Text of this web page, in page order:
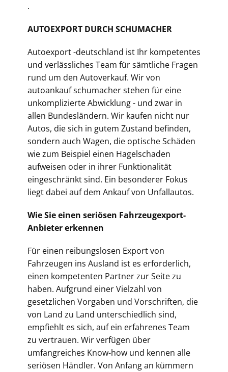
.
AUTOEXPORT DURCH SCHUMACHER
Autoexport -deutschland ist Ihr kompetentes
und verlässliches Team für sämtliche Fragen
rund um den Autoverkauf. Wir von
autoankauf schumacher stehen für eine
unkomplizierte Abwicklung - und zwar in
allen Bundesländern. Wir kaufen nicht nur
Autos, die sich in gutem Zustand befinden,
sondern auch Wagen, die optische Schäden
wie zum Beispiel einen Hagelschaden
aufweisen oder in ihrer Funktionalität
eingeschränkt sind. Ein besonderer Fokus
liegt dabei auf dem Ankauf von Unfallautos.
Wie Sie einen seriösen Fahrzeugexport-
Anbieter erkennen
Für einen reibungslosen Export von
Fahrzeugen ins Ausland ist es erforderlich,
einen kompetenten Partner zur Seite zu
haben. Aufgrund einer Vielzahl von
gesetzlichen Vorgaben und Vorschriften, die
von Land zu Land unterschiedlich sind,
empfiehlt es sich, auf ein erfahrenes Team
zu vertrauen. Wir verfügen über
umfangreiches Know-how und kennen alle
seriösen Händler. Von Anfang an kümmern